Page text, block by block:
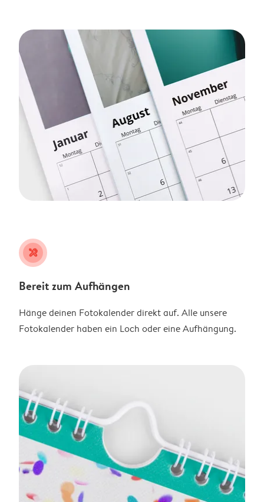
tools
Bereit zum Aufhängen
Hänge deinen Fotokalender direkt auf. Alle unsere
Fotokalender haben ein Loch oder eine Aufhängung.